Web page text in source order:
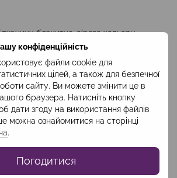
конфіденційність
файли cookie для
цілей, а також для безпечної
сайту. Ви можете змінити це в
браузера. Натисніть кнопку
дати згоду на використання файлів
можна ознайомитися на сторінці
.
Погодитися
блакитно-сірого кольору
під паском дві прорізні кишені,
Ця модель - елегантна версія
бажання в сумістити діловий та
додати родзинку образу.
з лаконічними футболками, лонгслівами
з романтичними блузами з рюшами та
доповнення до брюк Ви легко створите
образи на кожен день.